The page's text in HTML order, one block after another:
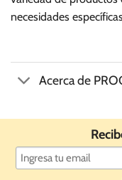
necesidades
Acerca de